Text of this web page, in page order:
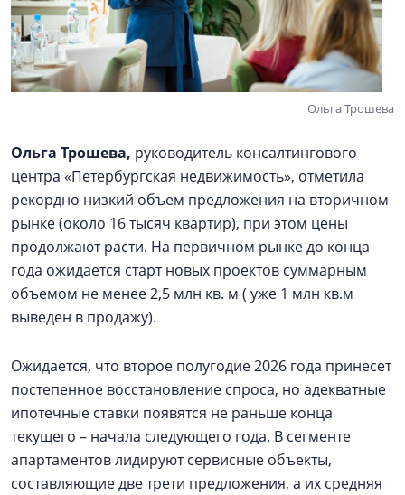
Ольга Трошева
Ольга Трошева, руководитель консалтингового
центра «Петербургская недвижимость», отметила
рекордно низкий объем предложения на вторичном
рынке (около 16 тысяч квартир), при этом цены
продолжают расти. На первичном рынке до конца
года ожидается старт новых проектов суммарным
объемом не менее 2,5 млн кв. м ( уже 1 млн кв.м
выведен в продажу).
Ожидается, что второе полугодие 2026 года принесет
постепенное восстановление спроса, но адекватные
ипотечные ставки появятся не раньше конца
текущего – начала следующего года. В сегменте
апартаментов лидируют сервисные объекты,
составляющие две трети предложения, а их средняя